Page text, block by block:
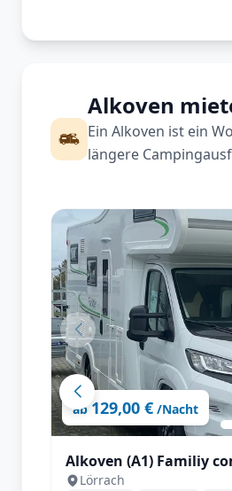
Alkoven
Ein Alkoven ist ein
längere
ab 129,00 € /Nacht
Alkoven (A1) Familiy
Lörrach